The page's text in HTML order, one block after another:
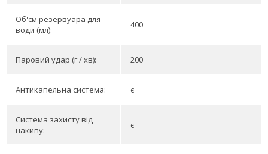
Об'єм резервуара для
води (мл):
400
Паровий удар (г / хв): 200
Антикапельна система: є
Система захисту від
накипу:
є